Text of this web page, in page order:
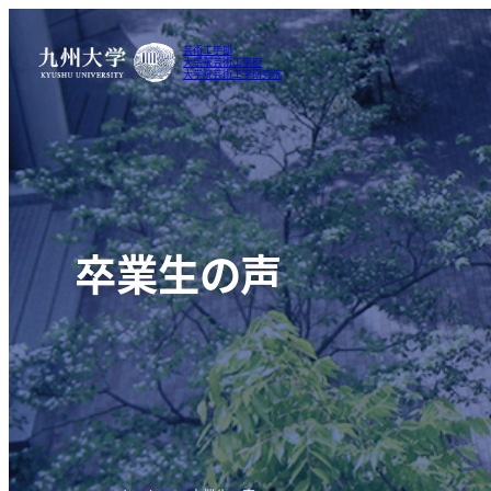
芸術工学部
大学院芸術工学府
大学院芸術工学研究院
卒業生の声